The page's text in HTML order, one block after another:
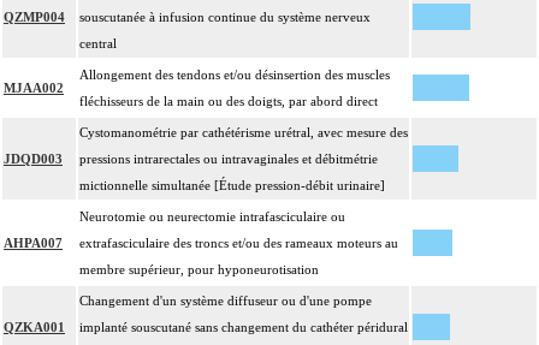
QZMP004
souscutanée à infusion continue du système nerveux
central
MJAA002
Allongement des tendons et/ou désinsertion des muscles
fléchisseurs de la main ou des doigts, par abord direct
JDQD003
Cystomanométrie par cathétérisme urétral, avec mesure des
pressions intrarectales ou intravaginales et débitmétrie
mictionnelle simultanée [Étude pression-débit urinaire]
AHPA007
Neurotomie ou neurectomie intrafasciculaire ou
extrafasciculaire des troncs et/ou des rameaux moteurs au
membre supérieur, pour hyponeurotisation
QZKA001
Changement d'un système diffuseur ou d'une pompe
implanté souscutané sans changement du cathéter péridural